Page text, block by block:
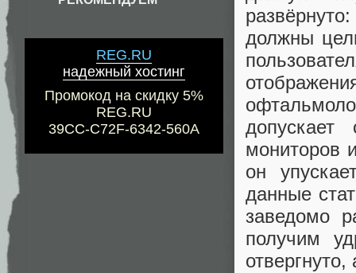
REG.RU
надежный хостинг
Промокод на скидку 5%
REG.RU
39CC-C72F-6342-560A
должны
допускает
мониторов
он
данные
заведомо
получим